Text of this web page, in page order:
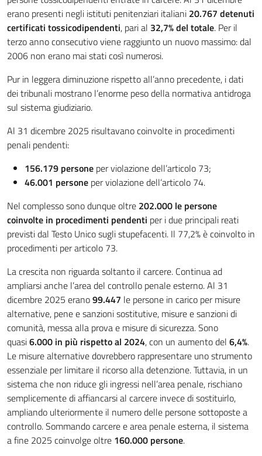
erano presenti negli istituti penitenziari italiani 20.767 detenuti
certificati tossicodipendenti, pari al 32,7% del totale. Per il
terzo anno consecutivo viene raggiunto un nuovo massimo: dal
2006 non erano mai stati così numerosi.
Pur in leggera diminuzione rispetto all’anno precedente, i dati
dei tribunali mostrano l’enorme peso della normativa antidroga
sul sistema giudiziario.
Al 31 dicembre 2025 risultavano coinvolte in procedimenti
penali pendenti:
156.179 persone per violazione dell’articolo 73;
46.001 persone per violazione dell’articolo 74.
Nel complesso sono dunque oltre 202.000 le persone
coinvolte in procedimenti pendenti per i due principali reati
previsti dal Testo Unico sugli stupefacenti. Il 77,2% è coinvolto in
procedimenti per articolo 73.
La crescita non riguarda soltanto il carcere. Continua ad
ampliarsi anche l’area del controllo penale esterno. Al 31
dicembre 2025 erano99.447 le persone in carico per misure
alternative, pene e sanzioni sostitutive, misure e sanzioni di
comunità, messa alla prova e misure di sicurezza. Sono
quasi6.000 in più rispetto al 2024, con un aumento del 6,4%.
Le misure alternative dovrebbero rappresentare uno strumento
essenziale per limitare il ricorso alla detenzione. Tuttavia, in un
sistema che non riduce gli ingressi nell’area penale, rischiano
semplicemente di affiancarsi al carcere invece di sostituirlo,
ampliando ulteriormente il numero delle persone sottoposte a
controllo. Sommando carcere e area penale esterna, il sistema
a fine 2025 coinvolge oltre 160.000 persone.